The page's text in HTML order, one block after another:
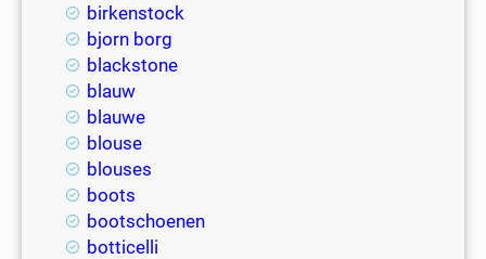
birkenstock
bjorn borg
blackstone
blauw
blauwe
blouse
blouses
boots
bootschoenen
botticelli